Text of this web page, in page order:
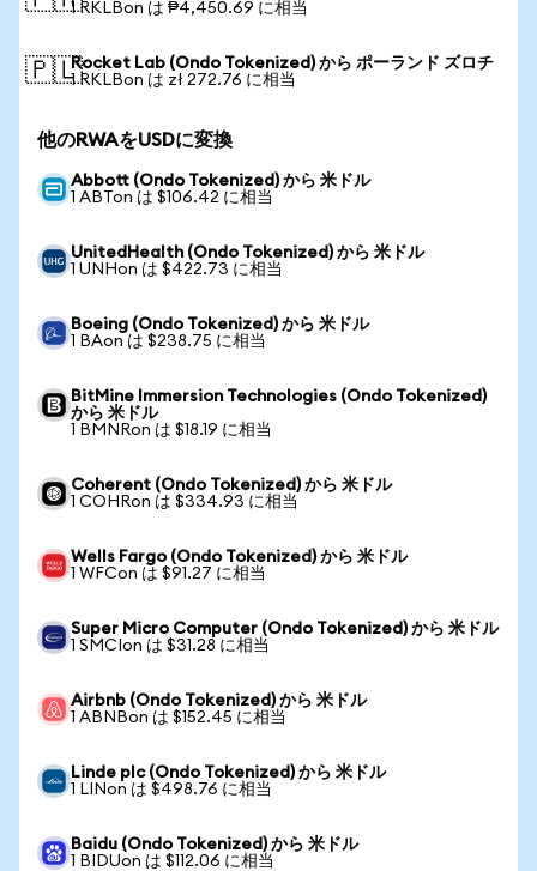
1 RKLBon は ₱4,450.69 に相当
🇵🇱Rocket Lab (Ondo Tokenized) から ポーランド ズロチ
1 RKLBon は zł 272.76 に相当
他のRWAをUSDに変換
Abbott (Ondo Tokenized) から 米ドル
1 ABTon は $106.42 に相当
UnitedHealth (Ondo Tokenized) から 米ドル
1 UNHon は $422.73 に相当
Boeing (Ondo Tokenized) から 米ドル
1 BAon は $238.75 に相当
BitMine Immersion Technologies (Ondo Tokenized)
から 米ドル
1 BMNRon は $18.19 に相当
Coherent (Ondo Tokenized) から 米ドル
1 COHRon は $334.93 に相当
Wells Fargo (Ondo Tokenized) から 米ドル
1 WFCon は $91.27 に相当
Super Micro Computer (Ondo Tokenized) から 米ドル
1 SMCIon は $31.28 に相当
Airbnb (Ondo Tokenized) から 米ドル
1 ABNBon は $152.45 に相当
Linde plc (Ondo Tokenized) から 米ドル
1 LINon は $498.76 に相当
Baidu (Ondo Tokenized) から 米ドル
1 BIDUon は $112.06 に相当